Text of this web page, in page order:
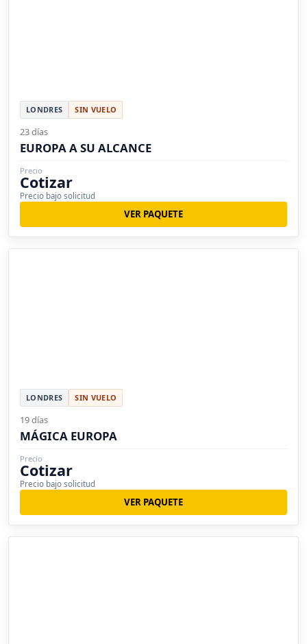
LONDRES SIN VUELO
23 días
EUROPA A SU ALCANCE
Precio
Cotizar
Precio bajo solicitud
VER PAQUETE
LONDRES SIN VUELO
19 días
MÁGICA EUROPA
Precio
Cotizar
Precio bajo solicitud
VER PAQUETE